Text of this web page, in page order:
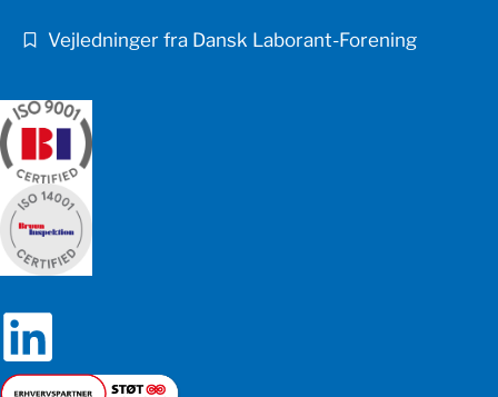
Vejledninger fra Dansk Laborant-Forening